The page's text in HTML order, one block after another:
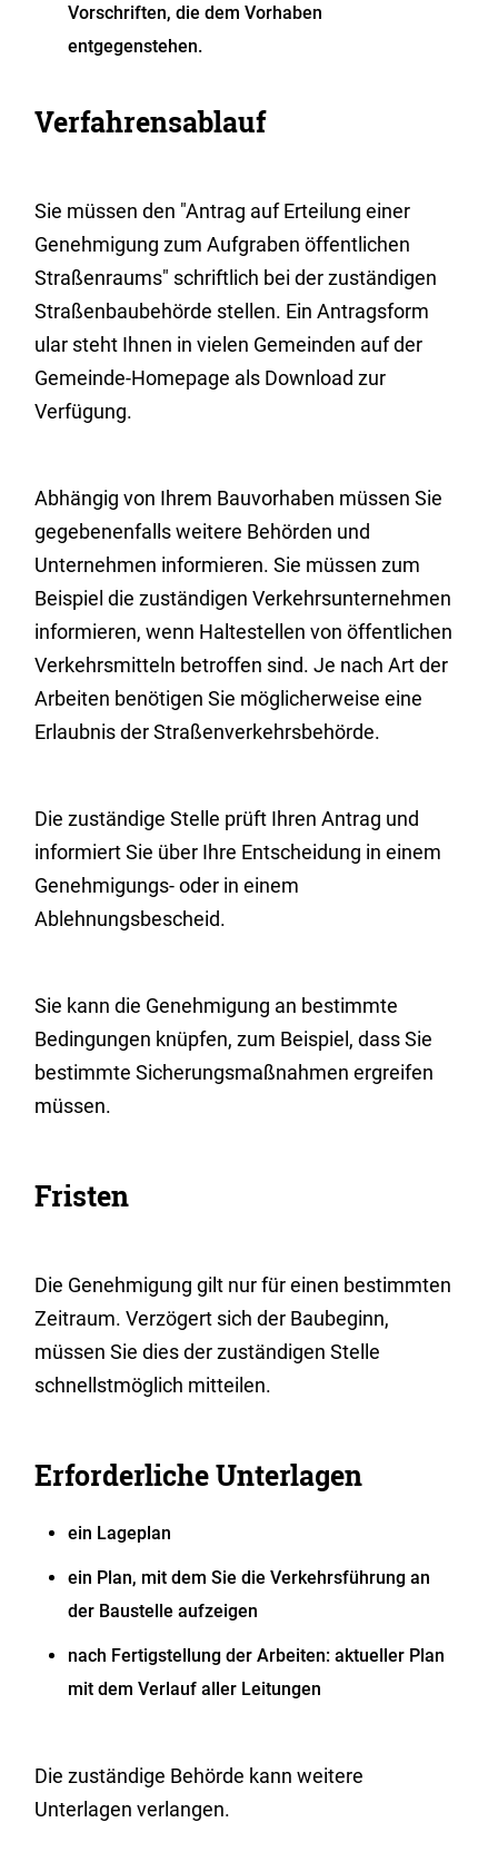
Vorschriften, die dem Vorhaben
entgegenstehen.
Verfahrensablauf
Sie müssen den "Antrag auf Erteilung einer
Genehmigung zum Aufgraben öffentlichen
Straßenraums" schriftlich bei der zuständigen
Straßenbaubehörde stellen. Ein Antragsform
ular steht Ihnen in vielen Gemeinden auf der
Gemeinde-Homepage als Download zur
Verfügung.
Abhängig von Ihrem Bauvorhaben müssen Sie
gegebenenfalls weitere Behörden und
Unternehmen informieren.Sie müssen zum
Beispiel die zuständigen Verkehrsunternehmen
informieren, wenn Haltestellen von öffentlichen
Verkehrsmitteln betroffen sind. Je nach Art der
Arbeiten benötigen Sie möglicherweise eine
Erlaubnis der Straßenverkehrsbehörde.
Die zuständige Stelle prüft Ihren Antrag und
informiert Sie über Ihre Entscheidung in einem
Genehmigungs- oder in einem
Ablehnungsbescheid.
Sie kann die Genehmigung an bestimmte
Bedingungen knüpfen, zum Beispiel, dassSie
bestimmte Sicherungsmaßnahmenergreifen
müssen.
Fristen
Die Genehmigung gilt nur für einen bestimmten
Zeitraum. Verzögert sich der Baubeginn,
müssen Sie dies der zuständigen Stelle
schnellstmöglich mitteilen.
Erforderliche Unterlagen
ein Lageplan
ein Plan, mit dem Sie die Verkehrsführung an
der Baustelle aufzeigen
nach Fertigstellung der Arbeiten: aktueller Plan
mit dem Verlauf aller Leitungen
Die zuständige Behörde kann weitere
Unterlagen verlangen.